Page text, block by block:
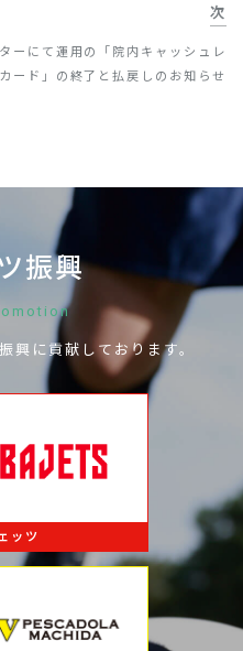
次
ーにて運用の「院内キャッシュレ
ード」の終了と払戻しのお知らせ
振興
興に貢献しております。
ッツ